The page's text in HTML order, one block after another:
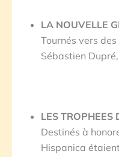
LA NOUVELLE
Tournés vers
Sébastien
LES TROPHEES
Destinés à
Hispanica